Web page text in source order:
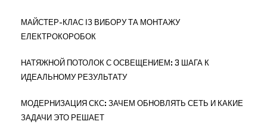
МАЙСТЕР-КЛАС ІЗ ВИБОРУ ТА МОНТАЖУ
ЕЛЕКТРОКОРОБОК
НАТЯЖНОЙ ПОТОЛОК С ОСВЕЩЕНИЕМ: 3 ШАГА К
ИДЕАЛЬНОМУ РЕЗУЛЬТАТУ
МОДЕРНИЗАЦИЯ СКС: ЗАЧЕМ ОБНОВЛЯТЬ СЕТЬ И КАКИЕ
ЗАДАЧИ ЭТО РЕШАЕТ